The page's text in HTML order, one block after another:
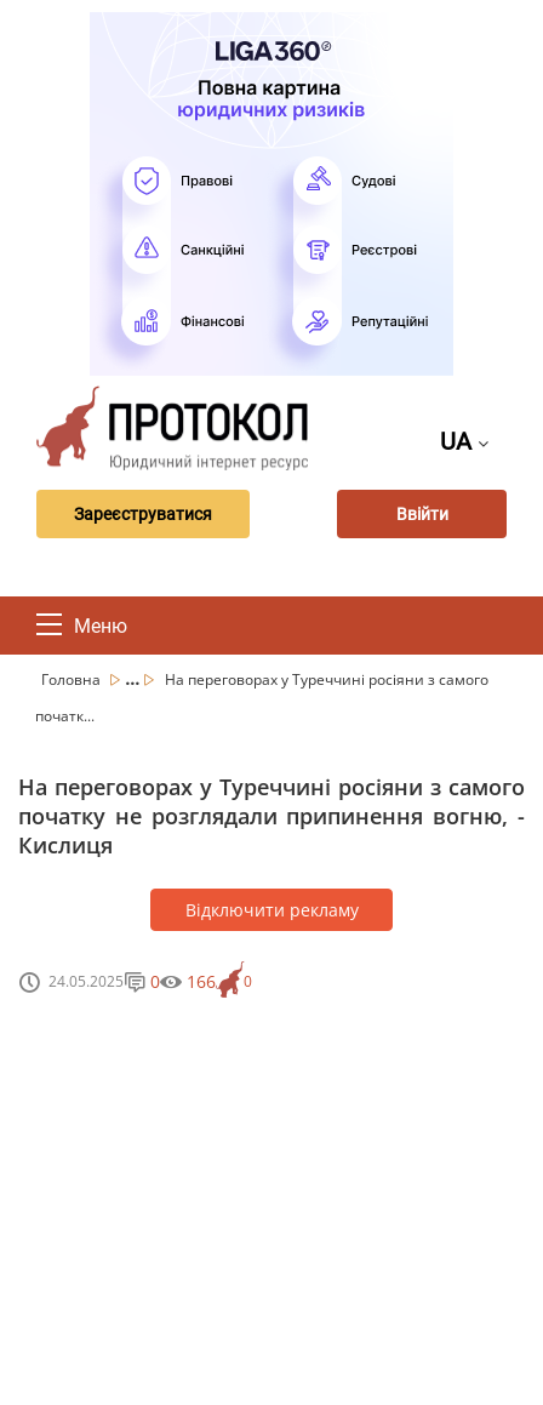
UA
Зареєструватися Ввійти
Меню
Головна ...
На переговорах у Туреччині росіяни з самого
початк...
На переговорах у Туреччині росіяни з самого
початку не розглядали припинення вогню, -
Кислиця
Відключити рекламу
24.05.2025 0
0 166